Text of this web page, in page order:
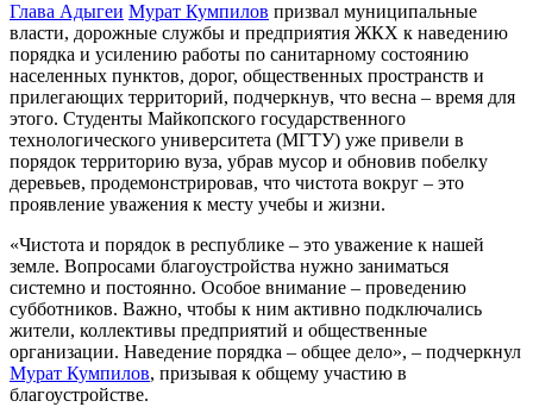
Глава Адыгеи Мурат Кумпилов призвал муниципальные
власти, дорожные службы и предприятия ЖКХ к наведению
порядка и усилению работы по санитарному состоянию
населенных пунктов, дорог, общественных пространств и
прилегающих территорий, подчеркнув, что весна – время для
этого. Студенты Майкопского государственного
технологического университета (МГТУ) уже привели в
порядок территорию вуза, убрав мусор и обновив побелку
деревьев, продемонстрировав, что чистота вокруг – это
проявление уважения к месту учебы и жизни.
«Чистота и порядок в республике – это уважение к нашей
земле. Вопросами благоустройства нужно заниматься
системно и постоянно. Особое внимание – проведению
субботников. Важно, чтобы к ним активно подключались
жители, коллективы предприятий и общественные
организации. Наведение порядка – общее дело», – подчеркнул
Мурат Кумпилов, призывая к общему участию в
благоустройстве.